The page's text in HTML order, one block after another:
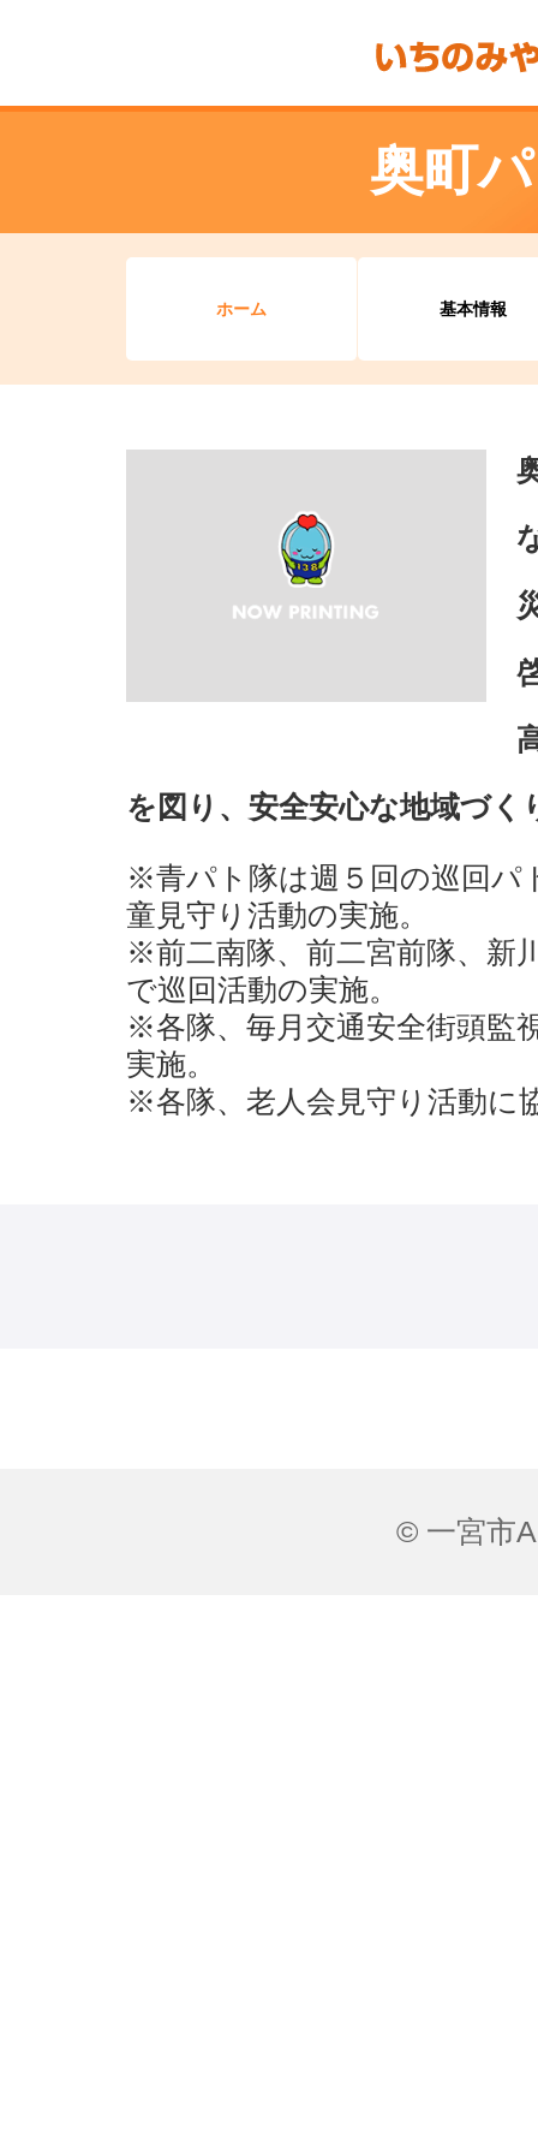
奥町
ホーム 基本情報
を図り、安全安心な地域づ
※青パト隊は週５回の巡回パ
童見守り活動の実施。
※前二南隊、前二宮前隊、新
で巡回活動の実施。
※各隊、毎月交通安全街頭監
実施。
※各隊、老人会見守り活動に
© 一宮市